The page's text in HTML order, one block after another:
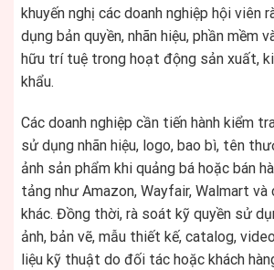
khuyến nghị các doanh nghiệp hội viên
dụng bản quyền, nhãn hiệu, phần mềm
hữu trí tuệ trong hoạt động sản xuất,
khẩu.
Các doanh nghiệp cần tiến hành kiểm
sử dụng nhãn hiệu, logo, bao bì, tên
ảnh sản phẩm khi quảng bá hoặc bán
tảng như Amazon, Wayfair, Walmart và
khác. Đồng thời, rà soát kỹ quyền sử
ảnh, bản vẽ, mẫu thiết kế, catalog,
liệu kỹ thuật do đối tác hoặc khách